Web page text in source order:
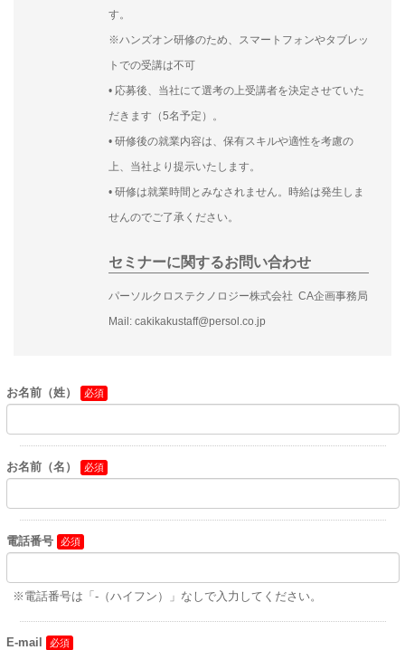
す。
※ハンズオン研修のため、スマートフォンやタブレッ
トでの受講は不可
• 応募後、当社にて選考の上受講者を決定させていた
だきます（5名予定）。
• 研修後の就業内容は、保有スキルや適性を考慮の
上、当社より提示いたします。
• 研修は就業時間とみなされません。時給は発生しま
せんのでご了承ください。
セミナーに関するお問い合わせ
パーソルクロステクノロジー株式会社 CA企画事務局
Mail: cakikakustaff@persol.co.jp
お名前（姓）
お名前（名）
電話番号
※電話番号は「-（ハイフン）」なしで入力してください。
E-mail